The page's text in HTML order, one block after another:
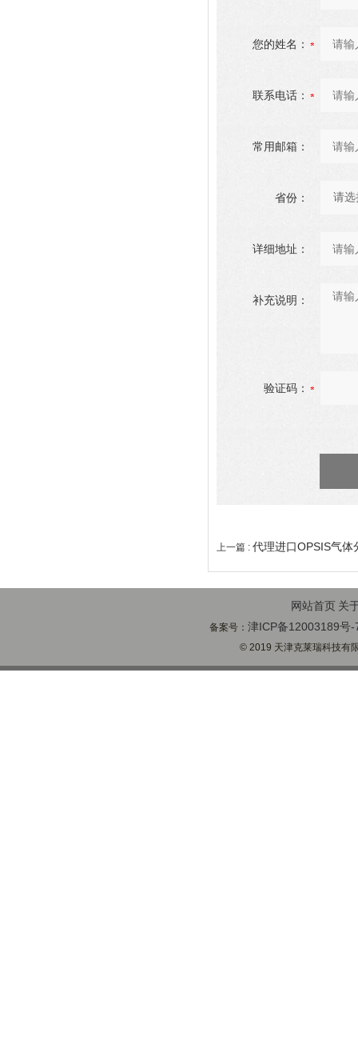
您的姓名：
联系电话：
常用邮箱：
省份：
详细地址：
补充说明：
验证码：
上一篇 : 代理进口OPSIS气体
网站首页 关
备案号：津ICP备12003189号-
© 2019 天津克莱瑞科技有